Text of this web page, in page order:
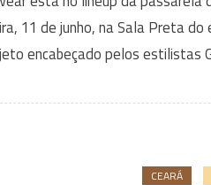
11 de junho, na Sala Preta
encabeçado pelos estilistas
CEARÁ